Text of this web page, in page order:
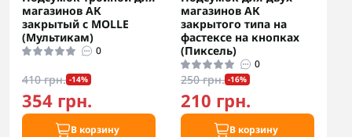
магазинов АК
закрытый с MOLLE
(Мультикам)
0
410 грн. -14%
354 грн.
В корзину
магазинов АК
закрытого типа на
фастексе на кнопках
(Пиксель)
0
250 грн. -16%
210 грн.
В корзину